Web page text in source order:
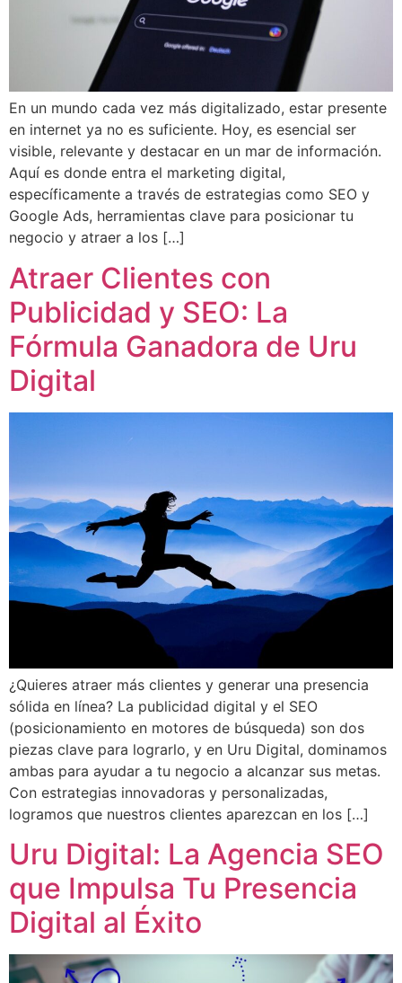
En un mundo cada vez más digitalizado, estar presente
en internet ya no es suficiente. Hoy, es esencial ser
visible, relevante y destacar en un mar de información.
Aquí es donde entra el marketing digital,
específicamente a través de estrategias como SEO y
Google Ads, herramientas clave para posicionar tu
negocio y atraer a los […]
Atraer Clientes con
Publicidad y SEO: La
Fórmula Ganadora de Uru
Digital
¿Quieres atraer más clientes y generar una presencia
sólida en línea? La publicidad digital y el SEO
(posicionamiento en motores de búsqueda) son dos
piezas clave para lograrlo, y en Uru Digital, dominamos
ambas para ayudar a tu negocio a alcanzar sus metas.
Con estrategias innovadoras y personalizadas,
logramos que nuestros clientes aparezcan en los […]
Uru Digital: La Agencia SEO
que Impulsa Tu Presencia
Digital al Éxito